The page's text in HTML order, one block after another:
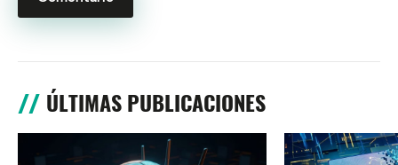
ÚLTIMAS PUBLICACIONES